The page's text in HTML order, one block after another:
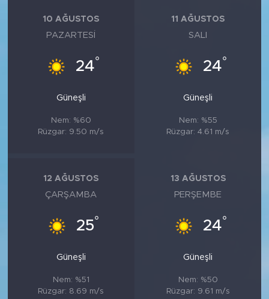
10 AĞUSTOS
PAZARTESI
24°
Güneşli
Nem: %60
Rüzgar: 9.50 m/s
11 AĞUSTOS
SALI
24°
Güneşli
Nem: %55
Rüzgar: 4.61 m/s
12 AĞUSTOS
ÇARŞAMBA
25°
Güneşli
Nem: %51
Rüzgar: 8.69 m/s
13 AĞUSTOS
PERŞEMBE
24°
Güneşli
Nem: %50
Rüzgar: 9.61 m/s